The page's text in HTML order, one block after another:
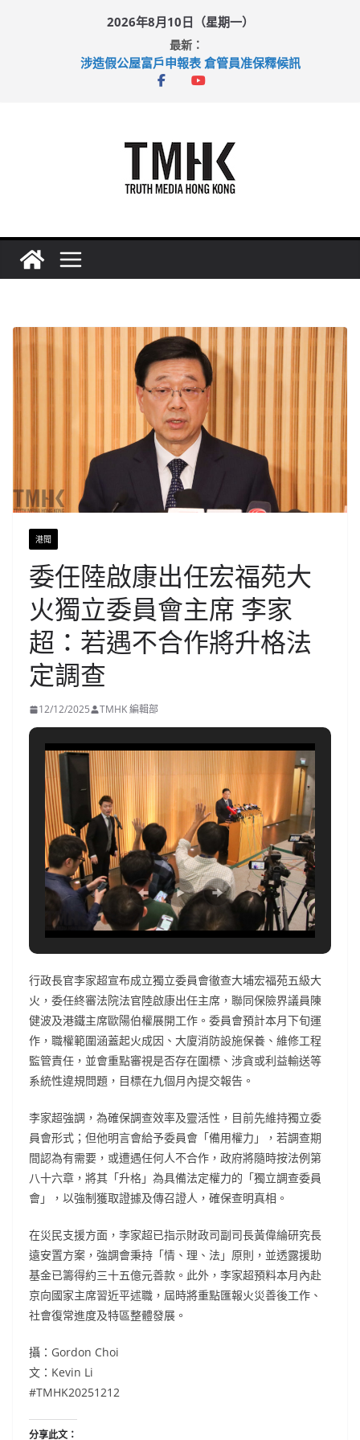
2026年8月10日（星期一）
最新：
涉造假公屋富戶申報表 倉管員准保釋候訊
港聞
委任陸啟康出任宏福苑大
火獨立委員會主席 李家
超：若遇不合作將升格法
定調查
12/12/2025 TMHK 編輯部
行政長官李家超宣布成立獨立委員會徹查大埔宏福苑五級大
火，委任終審法院法官陸啟康出任主席，聯同保險界議員陳
健波及港鐵主席歐陽伯權展開工作。委員會預計本月下旬運
作，職權範圍涵蓋起火成因、大廈消防設施保養、維修工程
監管責任，並會重點審視是否存在圍標、涉貪或利益輸送等
系統性違規問題，目標在九個月內提交報告。
李家超強調，為確保調查效率及靈活性，目前先維持獨立委
員會形式；但他明言會給予委員會「備用權力」，若調查期
間認為有需要，或遭遇任何人不合作，政府將隨時按法例第
八十六章，將其「升格」為具備法定權力的「獨立調查委員
會」，以強制獲取證據及傳召證人，確保查明真相。
在災民支援方面，李家超已指示財政司副司長黃偉綸研究長
遠安置方案，強調會秉持「情、理、法」原則，並透露援助
基金已籌得約三十五億元善款。此外，李家超預料本月內赴
京向國家主席習近平述職，屆時將重點匯報火災善後工作、
社會復常進度及特區整體發展。
攝：Gordon Choi
文：Kevin Li
#TMHK20251212
分享此文：